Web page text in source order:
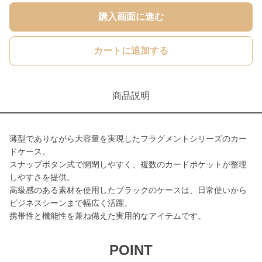
購入画面に進む
カートに追加する
商品説明
薄型でありながら大容量を実現したフラグメントシリーズのカー
ドケース。
スナップボタン式で開閉しやすく、複数のカードポケットが整理
しやすさを提供。
高級感のある素材を使用したブラックのケースは、日常使いから
ビジネスシーンまで幅広く活躍。
携帯性と機能性を兼ね備えた実用的なアイテムです。
POINT